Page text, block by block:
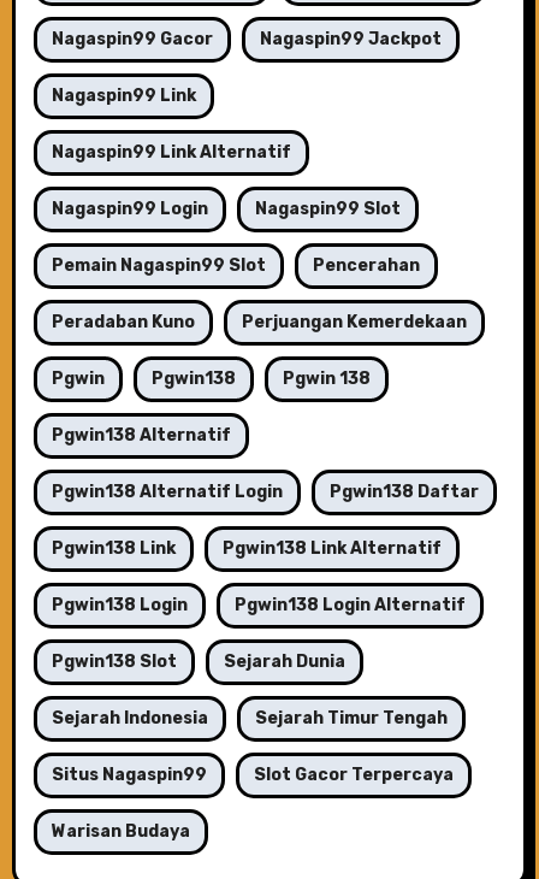
Nagaspin99 Gacor Nagaspin99 Jackpot
Nagaspin99 Link
Nagaspin99 Link Alternatif
Nagaspin99 Login Nagaspin99 Slot
Pemain Nagaspin99 Slot Pencerahan
Peradaban Kuno Perjuangan Kemerdekaan
Pgwin Pgwin138 Pgwin 138
Pgwin138 Alternatif
Pgwin138 Alternatif Login Pgwin138 Daftar
Pgwin138 Link Pgwin138 Link Alternatif
Pgwin138 Login Pgwin138 Login Alternatif
Pgwin138 Slot Sejarah Dunia
Sejarah Indonesia Sejarah Timur Tengah
Situs Nagaspin99 Slot Gacor Terpercaya
Warisan Budaya